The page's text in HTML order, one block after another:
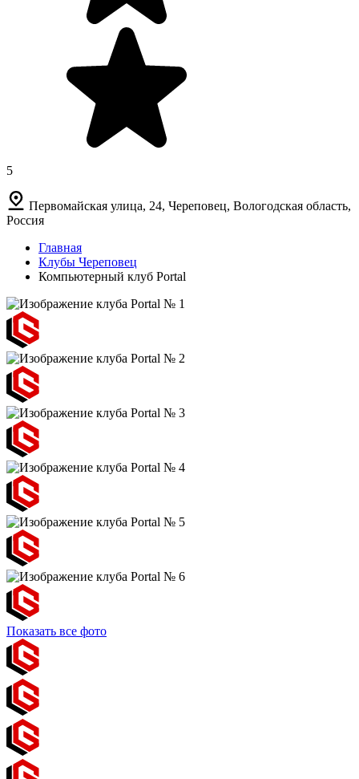
5
Первомайская улица, 24, Череповец, Вологодская область,
Россия
Главная
Клубы Череповец
Компьютерный клуб Portal
Показать все фото